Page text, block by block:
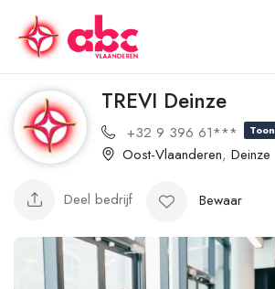
TREVI Deinze
+32 9 396 61*** Toon
Oost-Vlaanderen, Deinze
Deel bedrijf Bewaar